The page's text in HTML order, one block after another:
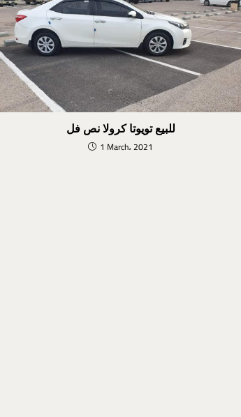
للبيع تويوتا كرولا نص فل
1 March، 2021